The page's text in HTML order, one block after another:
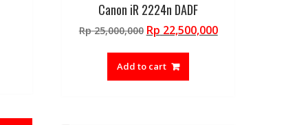
Canon iR 2224n DADF
Rp25,000,000 Original
Rp 25,000,000.
Rp 22,500,000Current
Add to cart